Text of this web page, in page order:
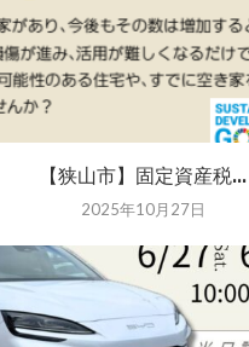
【狭山市】固定資産税...
2025年10月27日